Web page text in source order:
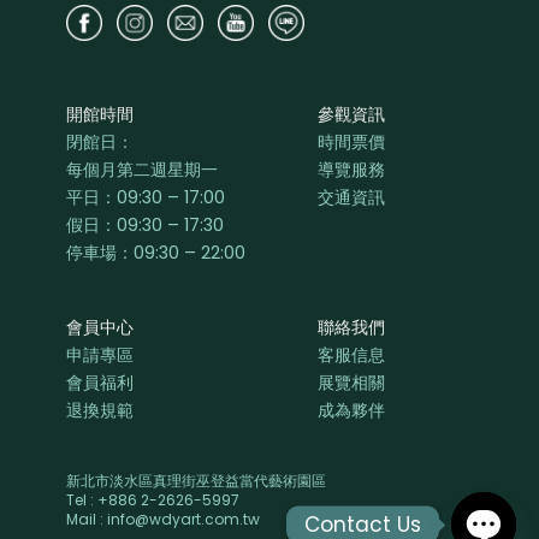
開館時間
閉館日：
每個月第二週星期一
平日： 09:30 – 17:00
假日：09:30 – 17:30
停車場：09:30 – 22:00
參觀資訊
時間票價
導覽服務
交通資訊
會員中心
申請專區
會員福利
退換規範
聯絡我們
客服信息
展覽相關
成為夥伴
新北市淡水區真理街巫登益當代藝術園區
Tel : +886 2-2626-5997
Mail : info@wdyart.com.tw
Contact Us